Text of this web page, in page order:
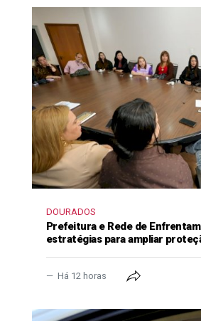
DOURADOS
Prefeitura e Rede de
estratégias para ampliar
Há 12 horas